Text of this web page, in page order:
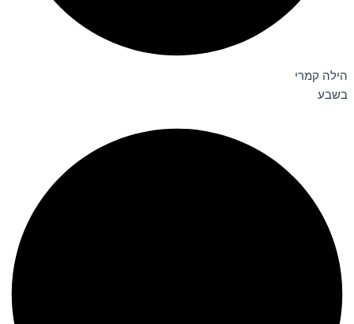
הילה קמרי
בשבע